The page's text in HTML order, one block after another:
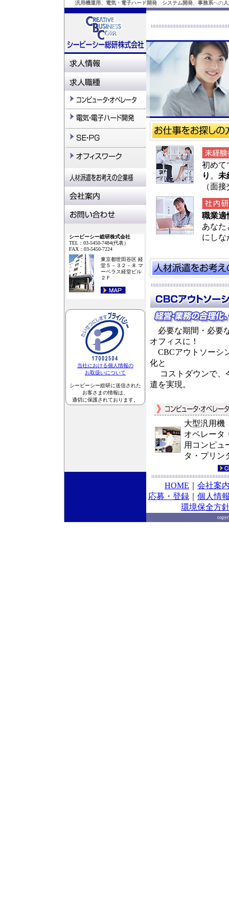
汎用機運用、電気・電子ハード開発 システム開発 事務系への
シービーシー総研株式会社
TEL：03-5450-7484(代表）
FAX：03-5450-7224
東京都世田谷区 経
堂５－３２－８ マ
ーベラス経堂ビル
２Ｆ
当社における個人情報の
お取扱いについて
シービーシー総研に送信された
お客さまの情報は、
適切に保護されております。
初めて
り 。 未
（面
職業適
あなた
にしな
必要な期間・必要
オフィスに！
CBCアウトソーシ
化と
コストダウンで、
遣を実現。
大型汎用機
オペレータ
用コンピュ
タ・プリン
HOME
会社案
応募・登録
個人情
環境保全方